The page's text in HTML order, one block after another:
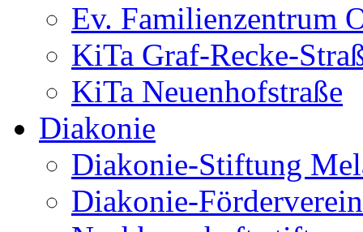
Ev. Familienzentrum
KiTa Graf-Recke-
KiTa Neuenhofstraße
Diakonie
Diakonie-Stiftung
Diakonie-